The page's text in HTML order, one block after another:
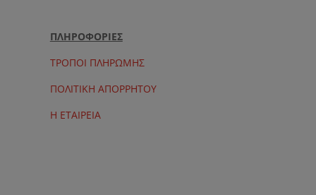
ΠΛΗΡΟΦΟΡΙΕΣ
ΤΡΟΠΟΙ ΠΛΗΡΩΜΗΣ
ΠΟΛΙΤΙΚΗ ΑΠΟΡΡΗΤΟΥ
Η ΕΤΑΙΡΕΙΑ